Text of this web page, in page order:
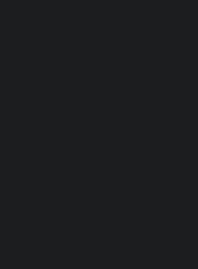
St.Gallen, Suisse,
Säntisbahn Säntis,